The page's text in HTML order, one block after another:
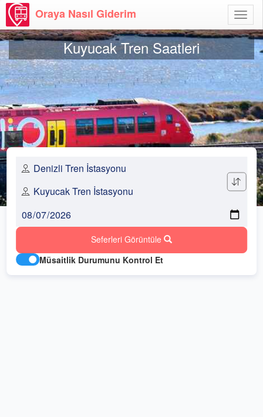
Aç
Oraya Nasıl Giderim
Kuyucak Tren Saatleri
Seferleri Görüntüle
Müsaitlik Durumunu Kontrol Et